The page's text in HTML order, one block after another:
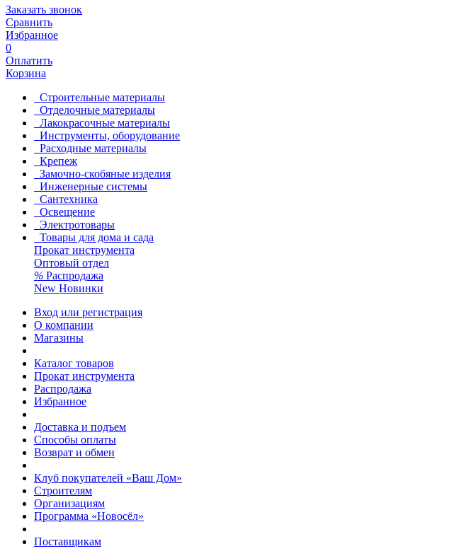
Заказать звонок
Сравнить
Избранное
0
Оплатить
Корзина
Строительные материалы
Отделочные материалы
Лакокрасочные материалы
Инструменты, оборудование
Расходные материалы
Крепеж
Замочно-скобяные изделия
Инженерные системы
Сантехника
Освещение
Электротовары
Товары для дома и сада
Прокат инструмента
Оптовый отдел
% Распродажа
New Новинки
Вход или регистрация
О компании
Магазины
Каталог товаров
Прокат инструмента
Распродажа
Избранное
Доставка и подъем
Способы оплаты
Возврат и обмен
Клуб покупателей «Ваш Дом»
Строителям
Организациям
Программа «Новосёл»
Поставщикам